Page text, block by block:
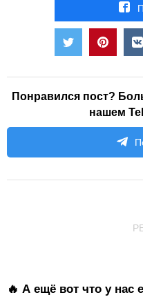
Понравился пост?
нашем
🔥 А ещё вот что у нас